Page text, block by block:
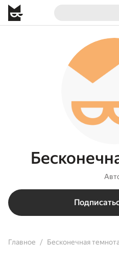
Главное Бесконечная